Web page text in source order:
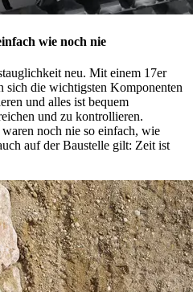
wie noch nie
neu. Mit einem 17er
sich die wichtigsten Komponenten
und alles ist bequem
und zu kontrollieren.
noch nie so einfach, wie
auf der Baustelle gilt: Zeit ist